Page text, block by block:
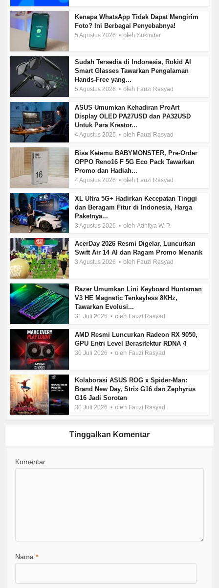
Kenapa WhatsApp Tidak Dapat Mengirim
Foto? Ini Berbagai Penyebabnya!
5 Agustus 2026 oleh Sukindar
Sudah Tersedia di Indonesia, Rokid AI
Smart Glasses Tawarkan Pengalaman
Hands-Free yang...
5 Agustus 2026 oleh Fauzi Rasyad
ASUS Umumkan Kehadiran ProArt
Display OLED PA27USD dan PA32USD
Untuk Para Kreator...
4 Agustus 2026 oleh Fauzi Rasyad
Bisa Ketemu BABYMONSTER, Pre-Order
OPPO Reno16 F 5G Eco Pack Tawarkan
Promo dan Hadiah...
4 Agustus 2026 oleh Fauzi Rasyad
XL Ultra 5G+ Hadirkan Kecepatan Tinggi
dan Beragam Fitur di Indonesia, Harga
Paketnya...
3 Agustus 2026 olehAdhitya W. P.
AcerDay 2026 Resmi Digelar, Luncurkan
Swift Air 14 AI dan Ragam Promo Menarik
3 Agustus 2026 oleh Fauzi Rasyad
Razer Umumkan Lini Keyboard Huntsman
V3 HE Magnetic Tenkeyless 8KHz,
Tawarkan Evolusi...
31 Juli 2026 oleh Fauzi Rasyad
AMD Resmi Luncurkan Radeon RX 9050,
GPU Entri Level Berasitektur RDNA 4
30 Juli 2026 oleh Fauzi Rasyad
Kolaborasi ASUS ROG x Spider-Man:
Brand New Day, Strix G16 dan Zephyrus
G16 Jadi Sorotan
30 Juli 2026 oleh Fauzi Rasyad
Tinggalkan Komentar
Komentar
Nama*